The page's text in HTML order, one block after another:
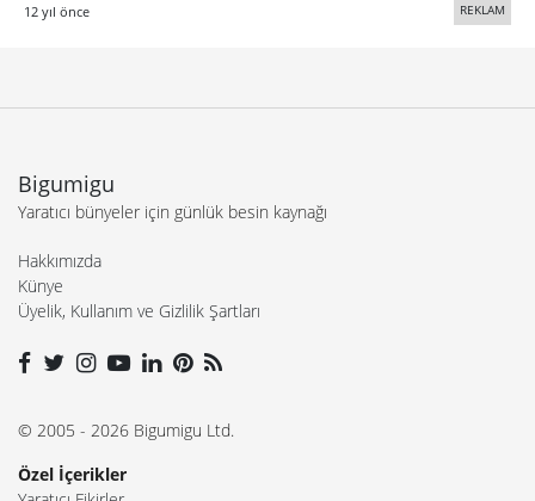
12 yıl önce REKLAM
Bigumigu
Yaratıcı bünyeler için günlük besin kaynağı
Hakkımızda
Künye
Üyelik, Kullanım ve Gizlilik Şartları
© 2005 - 2026 Bigumigu Ltd.
Özel İçerikler